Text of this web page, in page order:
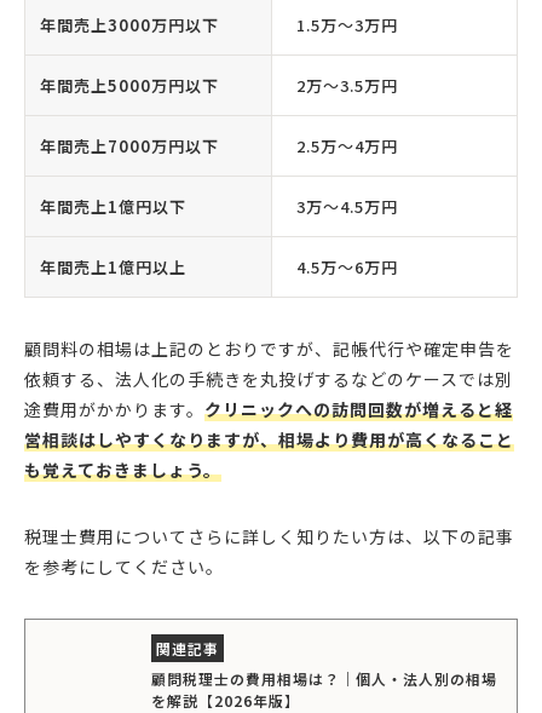
年間売上3000万円以下 1.5万〜3万円
年間売上5000万円以下 2万〜3.5万円
年間売上7000万円以下 2.5万〜4万円
年間売上1億円以下 3万〜4.5万円
年間売上1億円以上 4.5万〜6万円
顧問料の相場は上記のとおりですが、記帳代行や確定申告を
依頼する、法人化の手続きを丸投げするなどのケースでは別
途費用がかかります。 クリニックへの訪問回数が増えると経
営相談はしやすくなりますが、相場より費用が高くなること
も覚えておきましょう。
税理士費用についてさらに詳しく知りたい方は、以下の記事
を参考にしてください。
顧問税理士の費用相場は？｜個人・法人別の相場
を解説【2026年版】